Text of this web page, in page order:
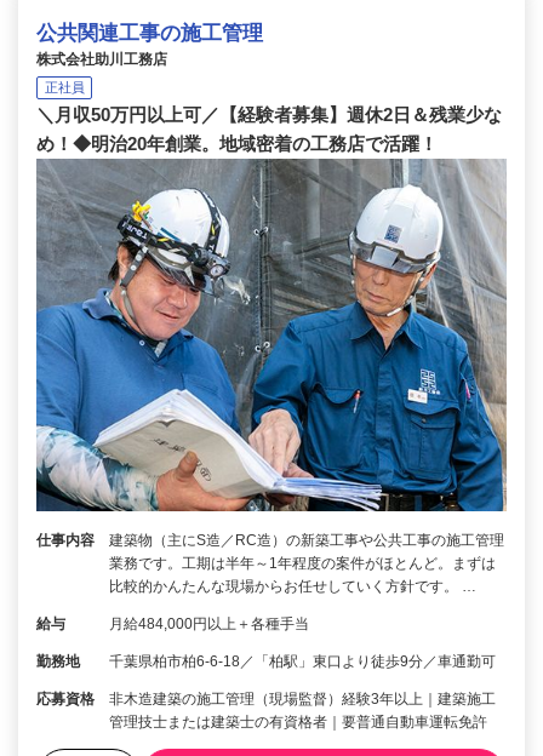
公共関連工事の施工管理
株式会社助川工務店
正社員
＼月収50万円以上可／【経験者募集】週休2日＆残業少な
め！◆明治20年創業。地域密着の工務店で活躍！
仕事内容
建築物（主にS造／RC造）の新築工事や公共工事の施工管理
業務です。工期は半年～1年程度の案件がほとんど。まずは
比較的かんたんな現場からお任せしていく方針です。 …
給与 月給484,000円以上＋各種手当
勤務地 千葉県柏市柏6-6-18／「柏駅」東口より徒歩9分／車通勤可
応募資格
非木造建築の施工管理（現場監督）経験3年以上｜建築施工
管理技士または建築士の有資格者｜要普通自動車運転免許